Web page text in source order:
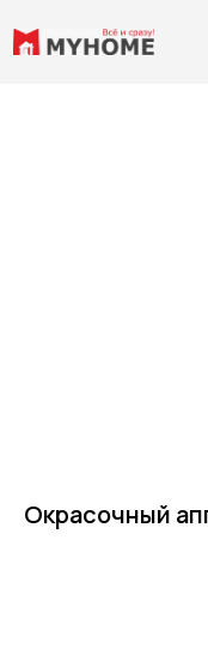
Окрасочный